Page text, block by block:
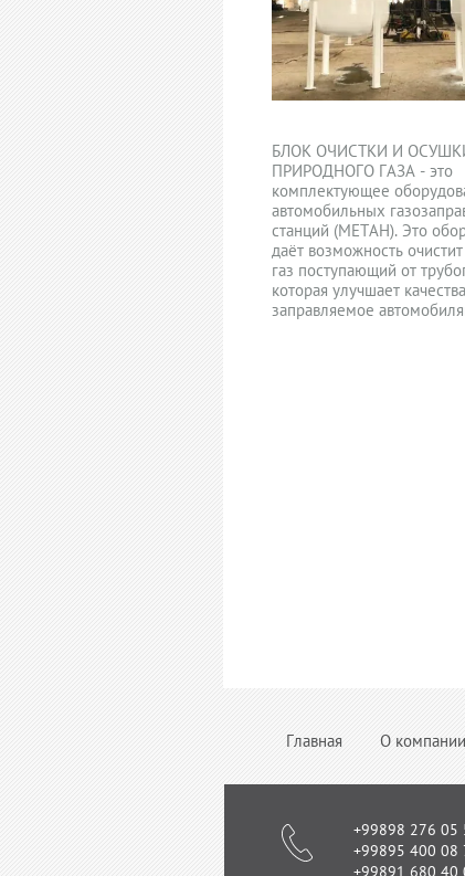
БЛОК ОЧИСТКИ И
ПРИРОДНОГО ГАЗА - это
комплектующее
автомобильных
станций (МЕТАН). Это
даёт возможность
газ поступающий от
которая улучшает
заправляемое
Главная О компании
+99898 276 05
+99895 400 08
+99891 680 40